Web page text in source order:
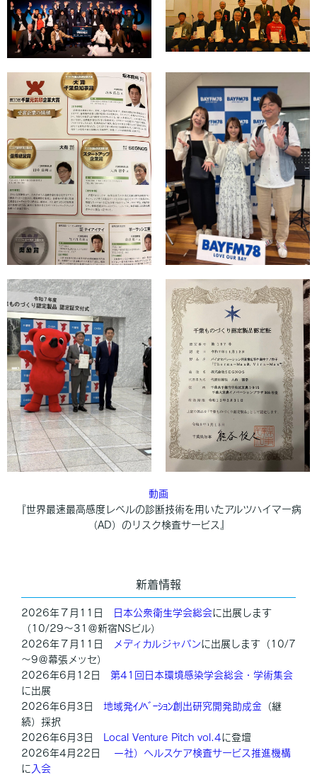
動画
『世界最速最高感度レベルの診断技術を用いたアルツハイマー病
（AD）のリスク検査サービス』
新着情報
2026年７月11日 日本公衆衛生学会総会に出展します
（10/29～31＠新宿NSビル）
2026年７月11日
メディカルジャパンに出展します（10/7
～9＠幕張メッセ）
2026年6月12日 第41回日本環境感染学会総会・学術集会
に出展
2026年6月3日 地域発ｲﾉﾍﾞｰｼｮﾝ創出研究開発助成金 （継
続）採択
2026年6月3日
Local Venture Pitch vol.4に登壇
2026年4月22日 一社）ヘルスケア検査サービス推進機構
に 入会